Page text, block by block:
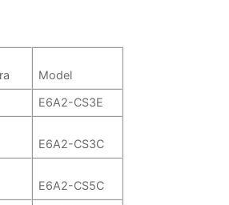
Model
E6A2-CS3E
E6A2-CS3C
E6A2-CS5C